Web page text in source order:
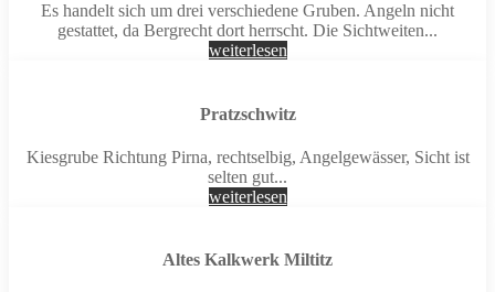
Es handelt sich um drei verschiedene Gruben. Angeln nicht
gestattet, da Bergrecht dort herrscht. Die Sichtweiten...
weiterlesen
Pratzschwitz
Kiesgrube Richtung Pirna, rechtselbig, Angelgewässer, Sicht ist
selten gut...
weiterlesen
Altes Kalkwerk Miltitz